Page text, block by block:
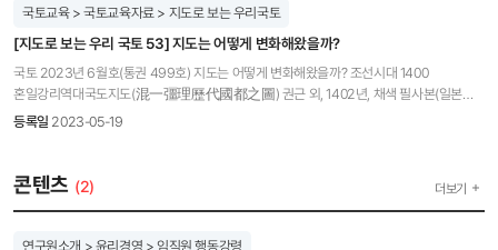
사진의 경우 ‘비행 및 촬영 허가서’를 반드시 첨부하여야 함 □ 시상 내역 : 총 38편 시상,
합계 상금 1,000만 원 - 대상 1편, 일반 부문 22편(최우수/우수/장려/입선) 드론 부문 15편
(최우수/우수/장려/입선) 구분 부상 대상(1편) 국토연구원장상 200만 원 일반 사진 부문
최우수상(2편) 국토연구원장상 각 100만 원(총 200만 원) 우수상(3편) 국토연구원장상
각 50만 원(총 150만 원) 장려상(5편) 국토연구원장상 각 20만 원(총 100만 원) 입선(12편)
국토연구원장상 각 5만 원(총 60만 원) ※ 문화상품권으로 지급 드론 사진 부문 최우수상
(총 50만 원) ※ 문화상품권으로 지급 □ 수상발표 : 11월 중 공식 홈페이지를 통해 발표 및
개별연락 ※ 결과활용 - 제출작은 국토연구원 SNS(영상 및 카드뉴스 콘텐츠), 월간국토 표지
국토교육 > 국토교육자료 > 지도로 보는 우리국토
[지도로 보는 우리 국토 53] 지도는 어떻게 변화해왔을까?
국토 2023년 6월호(통권 499호) 지도는 어떻게 변화해왔을까? 조선시대 1400
혼일강리역대국도지도(混一彊理歷代國都之圖) 권근 외, 1402년, 채색 필사본(일본
류코쿠대학교 소장본의 모사본), 158.0 x 168.0cm, 서울대학교 규장각한국학연구원 소장
제작한것으로 중국을 가운데 둔 것에서 중화적 세계관이 나타남. 그러면서도 서남아시아.
아라비아반도.아프리카.유럽까지 포함하고, 아프리카 대륙을 온전하게 표현하는 등 미니의
김정호, 1861년, 목판본, 각층 30.5 x 171.5cm(총 22층), 서울대학교 규장각한국학연구원
등록일 2023-05-19
콘텐츠 (2) 더보기
연구원소개 > 윤리경영 > 임직원 행동강령